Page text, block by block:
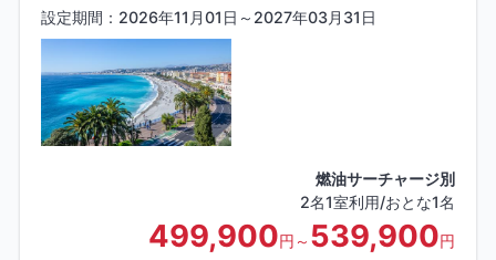
設定期間：2026年11月01日～2027年03月31日
燃油サーチャージ別
2名1室利用/おとな1名
499,900円～ 539,900円